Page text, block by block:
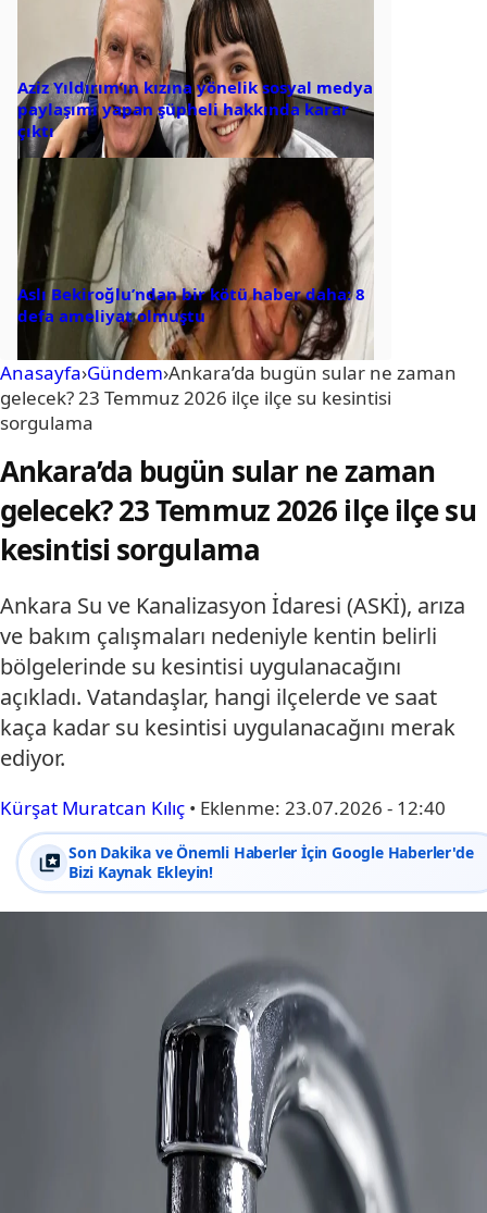
Aziz Yıldırım’ın kızına yönelik sosyal medya
paylaşımı yapan şüpheli hakkında karar
çıktı
Aslı Bekiroğlu’ndan bir kötü haber daha: 8
defa ameliyat olmuştu
Anasayfa›Gündem›Ankara’da bugün sular ne zaman
gelecek? 23 Temmuz 2026 ilçe ilçe su kesintisi
sorgulama
Ankara’da bugün sular ne zaman
gelecek? 23 Temmuz 2026 ilçe ilçe su
kesintisi sorgulama
Ankara Su ve Kanalizasyon İdaresi (ASKİ), arıza
ve bakım çalışmaları nedeniyle kentin belirli
bölgelerinde su kesintisi uygulanacağını
açıkladı. Vatandaşlar, hangi ilçelerde ve saat
kaça kadar su kesintisi uygulanacağını merak
ediyor.
Kürşat Muratcan Kılıç • Eklenme: 23.07.2026 - 12:40
Son Dakika ve Önemli Haberler İçin Google Haberler'de
Bizi Kaynak Ekleyin!